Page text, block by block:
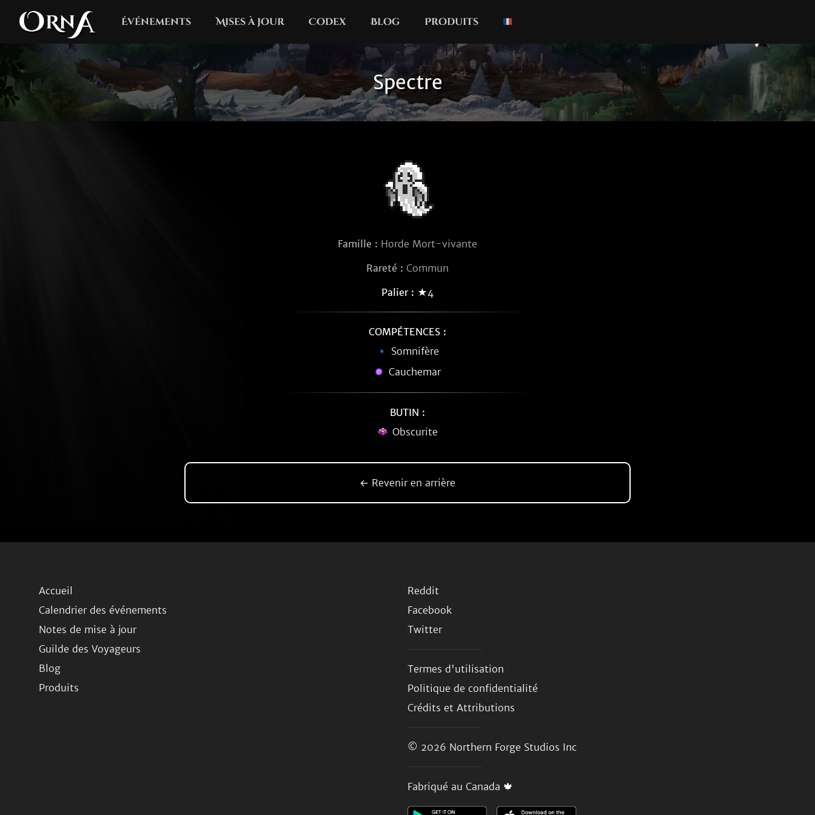
Événements Mises à jour Codex Blog Produits
Spectre
Famille : Horde Mort-vivante
Rareté : Commun
Palier : ★4
COMPÉTENCES :
Somnifère
Cauchemar
BUTIN :
Obscurite
← Revenir en arrière
Accueil
Calendrier des événements
Notes de mise à jour
Guilde des Voyageurs
Blog
Produits
Reddit
Facebook
Twitter
Termes d'utilisation
Politique de confidentialité
Crédits et Attributions
© 2026 Northern Forge Studios Inc
Fabriqué au Canada 🍁